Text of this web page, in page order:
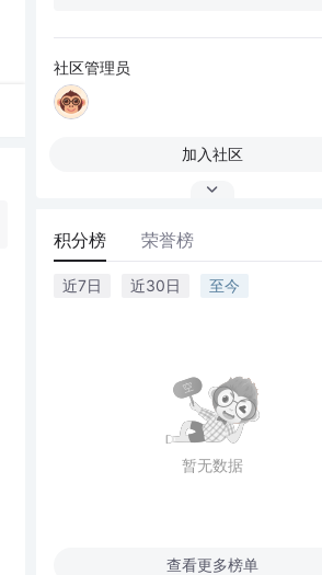
社区管理员
加入社区
积分榜 荣誉榜
近7日 近30日 至今
暂无数据
查看更多榜单